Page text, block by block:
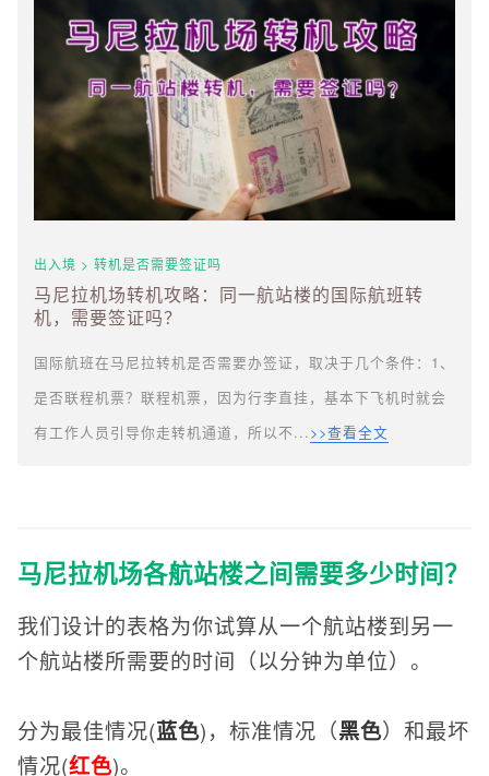
出入境 > 转机是否需要签证吗
马尼拉机场转机攻略：同一航站楼的国际航班转
机，需要签证吗？
国际航班在马尼拉转机是否需要办签证，取决于几个条件：1、
是否联程机票？联程机票，因为行李直挂，基本下飞机时就会
有工作人员引导你走转机通道，所以不...>>查看全文
马尼拉机场各航站楼之间需要多少时间？
我们设计的表格为你试算从一个航站楼到另一
个航站楼所需要的时间（以分钟为单位）。
分为最佳情况(蓝色)，标准情况（黑色）和最坏
情况(红色)。